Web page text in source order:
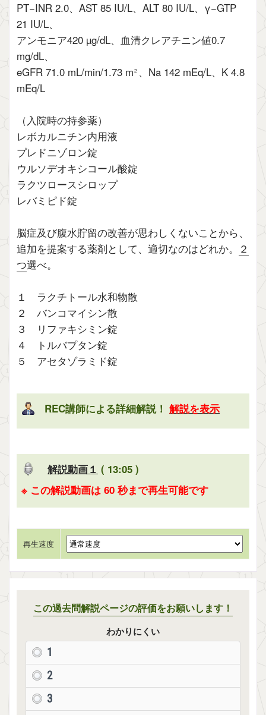
PT−INR 2.0、AST 85 IU/L、ALT 80 IU/L、γ−GTP
21 IU/L、
アンモニア420 µg/dL、血清クレアチニン値0.7
mg/dL、
eGFR 71.0 mL/min/1.73 m2 、Na 142 mEq/L、K 4.8
mEq/L
（入院時の持参薬）
レボカルニチン内用液
プレドニゾロン錠
ウルソデオキシコール酸錠
ラクツロースシロップ
レバミピド錠
脳症及び腹水貯留の改善が思わしくないことから、
追加を提案する薬剤として、適切なのはどれか。
２
つ選べ。
１ ラクチトール水和物散
２ バンコマイシン散
３ リファキシミン錠
４ トルバプタン錠
５ アセタゾラミド錠
REC講師による詳細解説！ 解説を表示
解説動画１ ( 13:05 )
※ この解説動画は 60 秒まで再生可能です
再生速度
この過去問解説ページの評価をお願いします！
わかりにくい
1
2
3